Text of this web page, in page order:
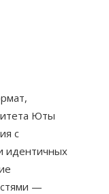
Юты
с
идентичных
—